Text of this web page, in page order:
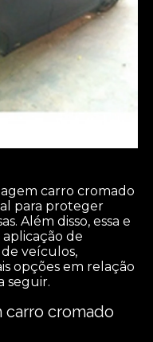
carro cromado
para proteger
Além disso, essa e
de
de veículos,
opções em relação
seguir.
cromado